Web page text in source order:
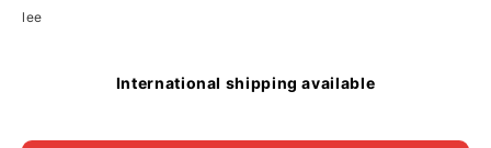
lee
International shipping available